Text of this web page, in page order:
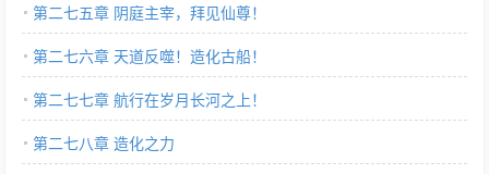
第二七五章 阴庭主宰，拜见仙尊！
第二七六章 天道反噬！造化古船！
第二七七章 航行在岁月长河之上！
第二七八章 造化之力